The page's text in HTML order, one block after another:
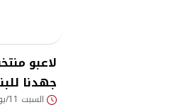
لاعبو
جهدنا
السبت 11/يوليو/2026 - 02:47 م